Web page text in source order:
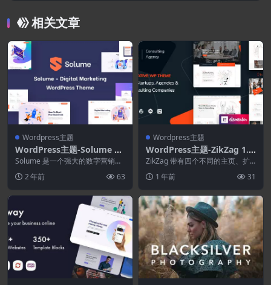
相关文章
Wordpress主题
WordPress主题-Solume 1.
1.0–数字营销WordPress主
题
Solume 是一个强大的数字营销机
完全...2 年前 63
Wordpress主题
WordPress主题-ZikZag 1.4.
8–咨询与代理WordPress主
题
ZikZag 带有四个不同的主页、扩
画。您的网站将始...
1 年前 31